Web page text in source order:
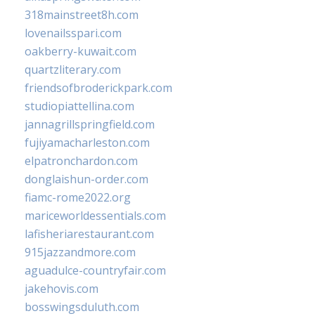
318mainstreet8h.com
lovenailsspari.com
oakberry-kuwait.com
quartzliterary.com
friendsofbroderickpark.com
studiopiattellina.com
jannagrillspringfield.com
fujiyamacharleston.com
elpatronchardon.com
donglaishun-order.com
fiamc-rome2022.org
mariceworldessentials.com
lafisheriarestaurant.com
915jazzandmore.com
aguadulce-countryfair.com
jakehovis.com
bosswingsduluth.com